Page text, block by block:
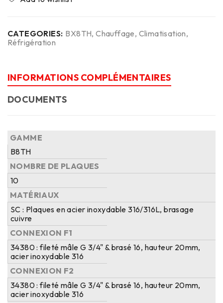
CATEGORIES: BX8TH,Chauffage, Climatisation,
Réfrigération
INFORMATIONS COMPLÉMENTAIRES
DOCUMENTS
GAMME
B8TH
NOMBRE DE PLAQUES
10
MATÉRIAUX
SC : Plaques en acier inoxydable 316/316L, brasage
cuivre
CONNEXION F1
34380 : fileté mâle G 3/4" & brasé 16, hauteur 20mm,
acier inoxydable 316
CONNEXION F2
34380 : fileté mâle G 3/4" & brasé 16, hauteur 20mm,
acier inoxydable 316